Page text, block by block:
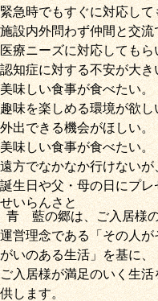
緊急時でもすぐに対応し
施設内外問わず仲間と交
医療ニーズに対応してもら
認知症に対する不安が大き
美味しい食事が食べたい。
趣味を楽しめる環境が欲し
外出できる機会がほしい。
美味しい食事が食べたい。
遠方でなかなか行けないが
誕生日や父・母の日にプ
青藍
せいらん
の郷
さと
は、ご入居様
運営理念である「その人
がいのある生活」を基に、
ご入居様が満足のいく生
供します。